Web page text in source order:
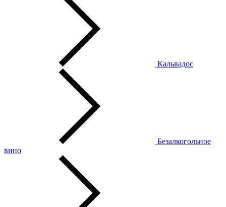
Кальвадос
Безалкогольное
вино